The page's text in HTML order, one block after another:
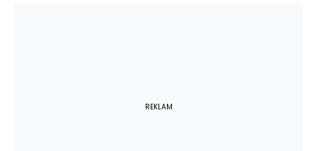
REKLAM